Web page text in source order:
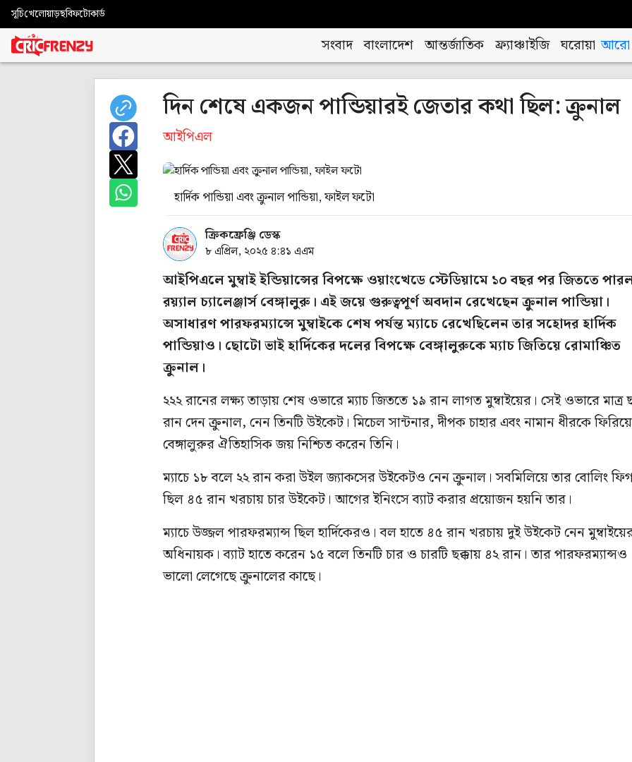
সূচিখেলোয়াড়ছবিফটোকার্ড
সংবাদ বাংলাদেশ আন্তর্জাতিক ফ্র্যাঞ্চাইজি ঘরোয়া আরো
দিন শেষে একজন পান্ডিয়ারই জেতার কথা ছিল: ক্রুনাল
আইপিএল
হার্দিক পান্ডিয়া এবং ক্রুনাল পান্ডিয়া, ফাইল ফটো
ক্রিকফ্রেঞ্জি ডেস্ক
৮ এপ্রিল, ২০২৫ ৪:৪১ এএম
আইপিএলে মুম্বাই ইন্ডিয়ান্সের বিপক্ষে ওয়াংখেডে স্টেডিয়ামে ১০ বছর পর জিততে
রয়্যাল চ্যালেঞ্জার্স বেঙ্গালুরু। এই জয়ে গুরুত্বপূর্ণ অবদান রেখেছেন ক্রুনাল পান্ডিয়া।
অসাধারণ পারফরম্যান্সে মুম্বাইকে শেষ পর্যন্ত ম্যাচে রেখেছিলেন তার সহোদর হার্দিক
পান্ডিয়াও। ছোটো ভাই হার্দিকের দলের বিপক্ষে বেঙ্গালুরুকে ম্যাচ জিতিয়ে রোমাঞ্চিত
ক্রুনাল।
২২২ রানের লক্ষ্য তাড়ায় শেষ ওভারে ম্যাচ জিততে ১৯ রান লাগত মুম্বাইয়ের। সেই ওভারে মাত্র
রান দেন ক্রুনাল, নেন তিনটি উইকেট। মিচেল সান্টনার, দীপক চাহার এবং নামান ধীরকে ফিরিয়ে
বেঙ্গালুরুর ঐতিহাসিক জয় নিশ্চিত করেন তিনি।
ম্যাচে ১৮ বলে ২২ রান করা উইল জ্যাকসের উইকেটও নেন ক্রুনাল। সবমিলিয়ে তার বোলিং
ছিল ৪৫ রান খরচায় চার উইকেট। আগের ইনিংসে ব্যাট করার প্রয়োজন হয়নি তার।
ম্যাচে উজ্জল পারফরম্যান্স ছিল হার্দিকেরও। বল হাতে ৪৫ রান খরচায় দুই উইকেট নেন
অধিনায়ক। ব্যাট হাতে করেন ১৫ বলে তিনটি চার ও চারটি ছক্কায় ৪২ রান। তার পারফরম্যান্সও
ভালো লেগেছে ক্রুনালের কাছে।